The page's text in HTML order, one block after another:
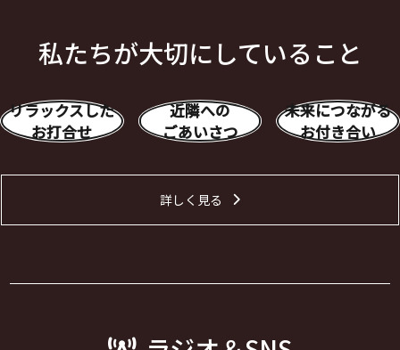
私たちが大切にしていること
リラックスした
お打合せ
近隣への
ごあいさつ
未来につながる
お付き合い
詳しく見る